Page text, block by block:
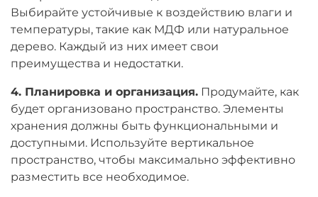
Выбирайте устойчивые к воздействию влаги и
температуры, такие как МДФ или натуральное
дерево. Каждый из них имеет свои
преимущества и недостатки.
4. Планировка и организация. Продумайте, как
будет организовано пространство. Элементы
хранения должны быть функциональными и
доступными. Используйте вертикальное
пространство, чтобы максимально эффективно
разместить все необходимое.